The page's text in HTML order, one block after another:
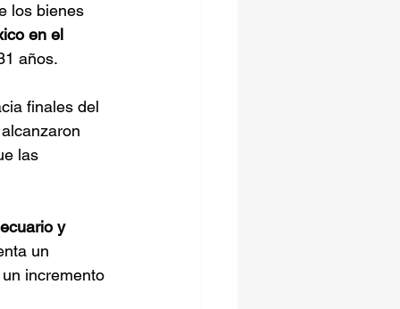
los bienes
en el
años.
finales del
las
y
un
incremento